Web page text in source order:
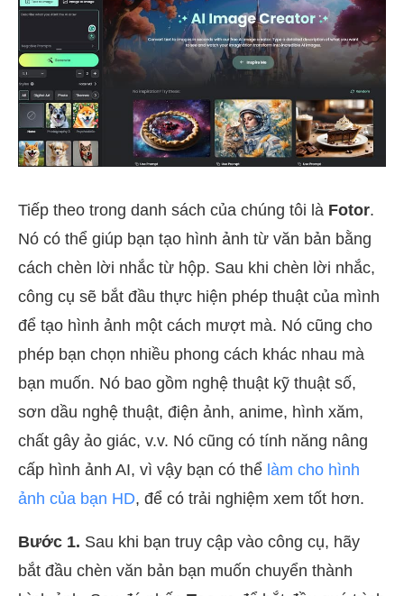
Tiếp theo trong danh sách của chúng tôi là Fotor.
Nó có thể giúp bạn tạo hình ảnh từ văn bản bằng
cách chèn lời nhắc từ hộp. Sau khi chèn lời nhắc,
công cụ sẽ bắt đầu thực hiện phép thuật của mình
để tạo hình ảnh một cách mượt mà. Nó cũng cho
phép bạn chọn nhiều phong cách khác nhau mà
bạn muốn. Nó bao gồm nghệ thuật kỹ thuật số,
sơn dầu nghệ thuật, điện ảnh, anime, hình xăm,
chất gây ảo giác, v.v. Nó cũng có tính năng nâng
cấp hình ảnh AI, vì vậy bạn có thể làm cho hình
ảnh của bạn HD, để có trải nghiệm xem tốt hơn.
Bước 1. Sau khi bạn truy cập vào công cụ, hãy
bắt đầu chèn văn bản bạn muốn chuyển thành